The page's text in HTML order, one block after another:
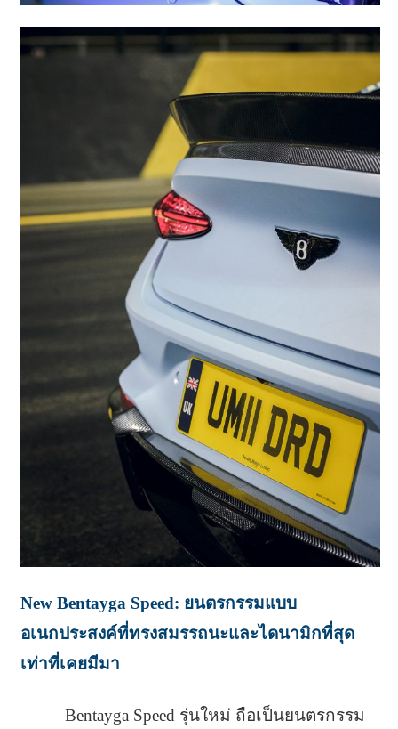
New Bentayga Speed: ยนตรกรรมแบบ
อเนกประสงค์ที่ทรงสมรรถนะและไดนามิกที่สุด
เท่าที่เคยมีมา
Bentayga Speed รุ่นใหม่ ถือเป็นยนตรกรรม